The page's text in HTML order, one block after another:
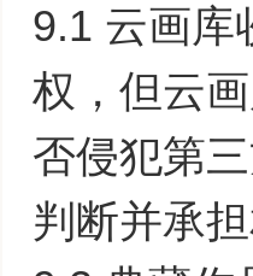
9.1 云画库
权，但云
否侵犯第
判断并承